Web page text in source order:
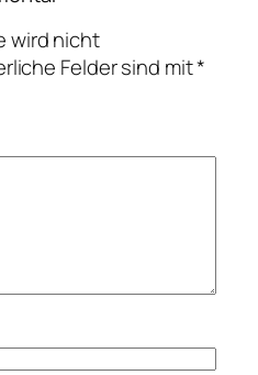
wird nicht
Felder sind mit*